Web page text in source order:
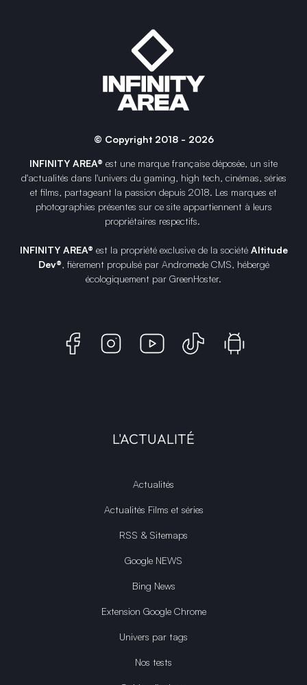
© Copyright 2018 - 2026
INFINITY AREA® est une marque française déposée, un site
d'actualités dans l'univers du gaming, high tech, cinémas, séries
et films, partageant la passion depuis 2018. Les marques et
photographies présentes sur ce site appartiennent à leurs
propriétaires respectifs.
INFINITY AREA® est la propriété exclusive de la société Altitude
Dev®, fièrement propulsé par Andromede CMS, hébergé
écologiquement par GreenHoster.
L'ACTUALITÉ
Actualités
Actualités Films et séries
RSS & Sitemaps
Google NEWS
Bing News
Extension Google Chrome
Univers par tags
Nos tests